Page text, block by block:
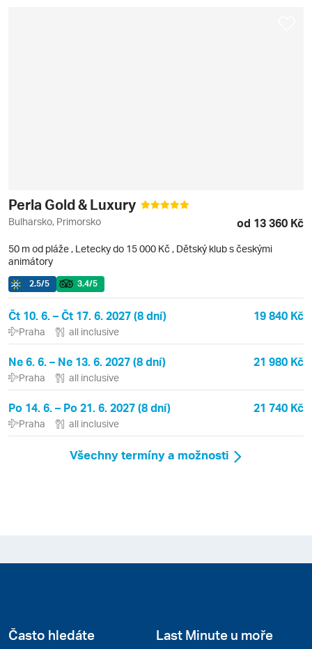
Perla Gold & Luxury
Bulharsko, Primorsko od 13 360 Kč
50 m od pláže , Letecky do 15 000 Kč , Dětský klub s českými
animátory
2.5/5 3.4/5
Čt 10. 6. – Čt 17. 6. 2027 (8 dní) 19 840 Kč
Praha all inclusive
Ne 6. 6. – Ne 13. 6. 2027 (8 dní) 21 980 Kč
Praha all inclusive
Po 14. 6. – Po 21. 6. 2027 (8 dní) 21 740 Kč
Praha all inclusive
Všechny termíny a možnosti
Často hledáte Last Minute u moře